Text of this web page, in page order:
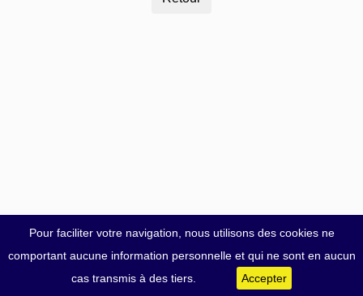
Pour faciliter votre navigation, nous utilisons des cookies ne
comportant aucune information personnelle et qui ne sont en aucun
cas transmis à des tiers.
Accepter